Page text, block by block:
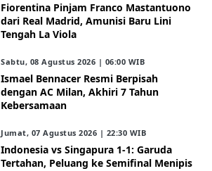
Fiorentina Pinjam Franco Mastantuono
dari Real Madrid, Amunisi Baru Lini
Tengah La Viola
Sabtu, 08 Agustus 2026 | 06:00 WIB
Ismael Bennacer Resmi Berpisah
dengan AC Milan, Akhiri 7 Tahun
Kebersamaan
Jumat, 07 Agustus 2026 | 22:30 WIB
Indonesia vs Singapura 1-1: Garuda
Tertahan, Peluang ke Semifinal Menipis